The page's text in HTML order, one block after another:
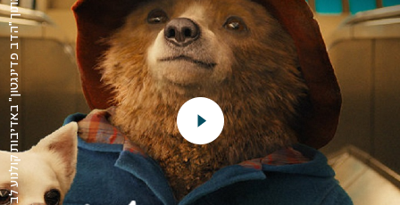
מתוך "הדב פדינגטון" באדיבות קולנוע לב